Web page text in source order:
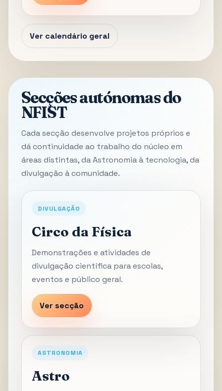
Ver calendário geral
Secções autónomas do
NFIST
Cada secção desenvolve projetos próprios e
dá continuidade ao trabalho do núcleo em
áreas distintas, da Astronomia à tecnologia, da
divulgação à comunidade.
DIVULGAÇÃO
Circo da Física
Demonstrações e atividades de
divulgação científica para escolas,
eventos e público geral.
Ver secção
ASTRONOMIA
Astro